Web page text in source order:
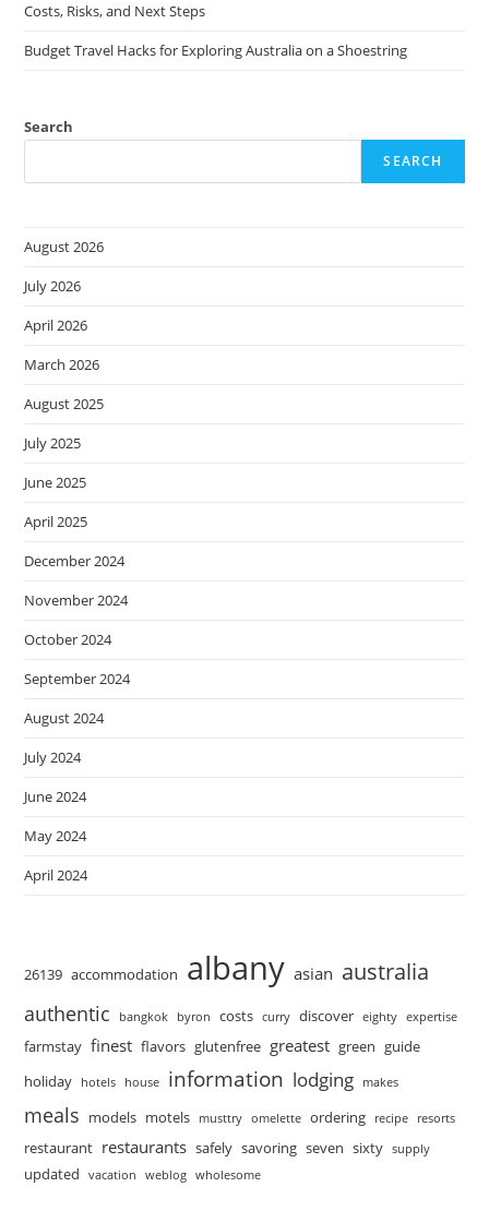
Costs, Risks, and Next Steps
Budget Travel Hacks for Exploring Australia on a Shoestring
Search
SEARCH
August 2026
July 2026
April 2026
March 2026
August 2025
July 2025
June 2025
April 2025
December 2024
November 2024
October 2024
September 2024
August 2024
July 2024
June 2024
May 2024
April 2024
26139 accommodation albany asian australia
authentic bangkok byron costs curry discover eighty expertise
farmstay finest flavors glutenfree greatest green guide
holiday
hotels house information lodging makes
meals models motels musttry omelette ordering recipe resorts
restaurant restaurants safely savoring seven sixty supply
updated vacation weblog wholesome